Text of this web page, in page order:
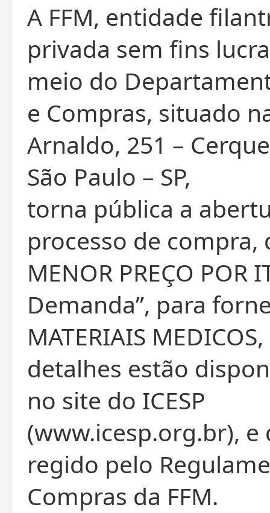
A FFM, entidade
privada sem fins
meio do
e Compras, situado
Arnaldo, 251 –
São Paulo – SP,
torna pública a
processo de compra,
MENOR PREÇO POR
Demanda”, para
MATERIAIS
detalhes estão
no site do ICESP
(www.icesp.org.br), e
regido pelo
Compras da FFM.